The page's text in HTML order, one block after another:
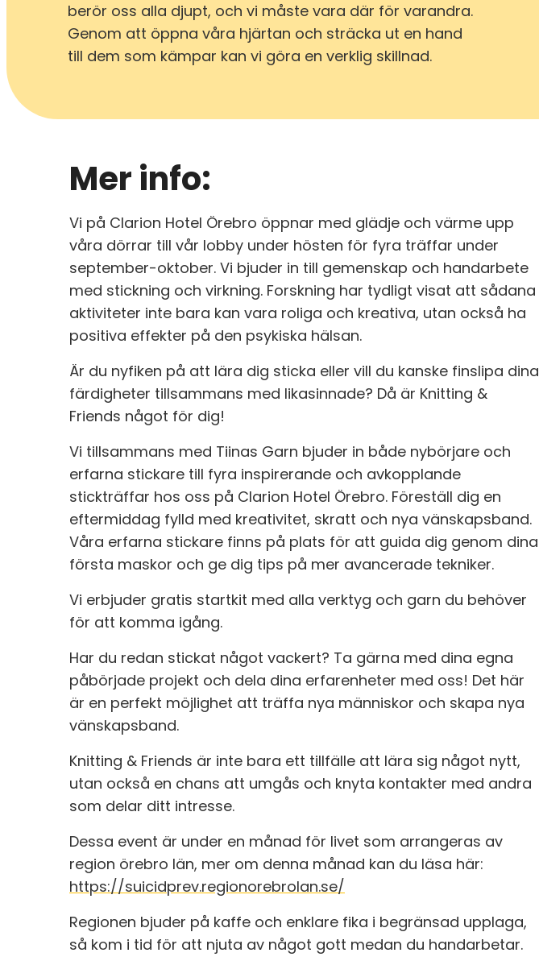
berör oss alla djupt, och vi måste vara där för varandra.
Genom att öppna våra hjärtan och sträcka ut en hand
till dem som kämpar kan vi göra en verklig skillnad.
Mer info:
Vi på Clarion Hotel Örebro öppnar med glädje och värme upp
våra dörrar till vår lobby under hösten för fyra träffar under
september-oktober. Vi bjuder in till gemenskap och handarbete
med stickning och virkning. Forskning har tydligt visat att sådana
aktiviteter inte bara kan vara roliga och kreativa, utan också ha
positiva effekter på den psykiska hälsan.
Är du nyfiken på att lära dig sticka eller vill du kanske finslipa dina
färdigheter tillsammans med likasinnade? Då är Knitting &
Friends något för dig!
Vi tillsammans med Tiinas Garn bjuder in både nybörjare och
erfarna stickare till fyra inspirerande och avkopplande
stickträffar hos oss på Clarion Hotel Örebro. Föreställ dig en
eftermiddag fylld med kreativitet, skratt och nya vänskapsband.
Våra erfarna stickare finns på plats för att guida dig genom dina
första maskor och ge dig tips på mer avancerade tekniker.
Vi erbjuder gratis startkit med alla verktyg och garn du behöver
för att komma igång.
Har du redan stickat något vackert? Ta gärna med dina egna
påbörjade projekt och dela dina erfarenheter med oss! Det här
är en perfekt möjlighet att träffa nya människor och skapa nya
vänskapsband.
Knitting & Friends är inte bara ett tillfälle att lära sig något nytt,
utan också en chans att umgås och knyta kontakter med andra
som delar ditt intresse.
Dessa event är under en månad för livet som arrangeras av
region örebro län, mer om denna månad kan du läsa här:
https://suicidprev.regionorebrolan.se/
Regionen bjuder på kaffe och enklare fika i begränsad upplaga,
så kom i tid för att njuta av något gott medan du handarbetar.